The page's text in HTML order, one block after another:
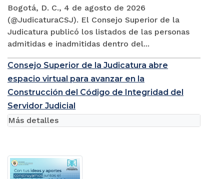
Bogotá, D. C., 4 de agosto de 2026
(@JudicaturaCSJ). El Consejo Superior de la
Judicatura publicó los listados de las personas
admitidas e inadmitidas dentro del...
Consejo Superior de la Judicatura abre
espacio virtual para avanzar en la
Construcción del Código de Integridad del
Servidor Judicial
Más detalles